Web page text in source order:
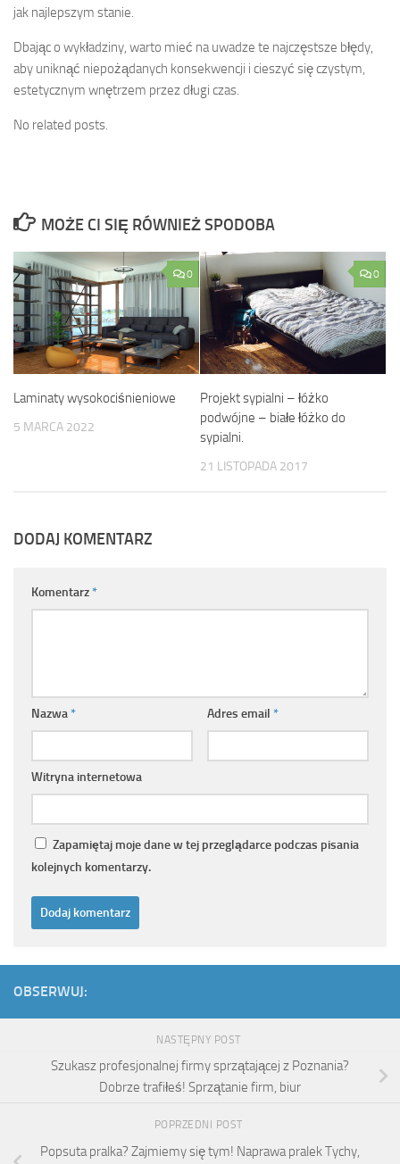
jak najlepszym stanie.
Dbając o wykładziny, warto mieć na uwadze te najczęstsze błędy,
aby uniknąć niepożądanych konsekwencji i cieszyć się czystym,
estetycznym wnętrzem przez długi czas.
No related posts.
MOŻE CI SIĘ RÓWNIEŻ SPODOBA
0
Laminaty wysokociśnieniowe
5 MARCA 2022
0
Projekt sypialni – łóżko
podwójne – białe łóżko do
sypialni.
21 LISTOPADA 2017
DODAJ KOMENTARZ
Komentarz*
Nazwa* Adres email *
Witryna internetowa
Zapamiętaj moje dane w tej przeglądarce podczas pisania
kolejnych komentarzy.
OBSERWUJ:
NASTĘPNY POST
Szukasz profesjonalnej firmy sprzątającej z Poznania?
Dobrze trafiłeś! Sprzątanie firm, biur
POPRZEDNI POST
Popsuta pralka? Zajmiemy się tym! Naprawa pralek Tychy,